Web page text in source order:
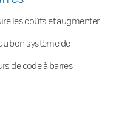
les coûts et augmenter
bon système de
de code à barres